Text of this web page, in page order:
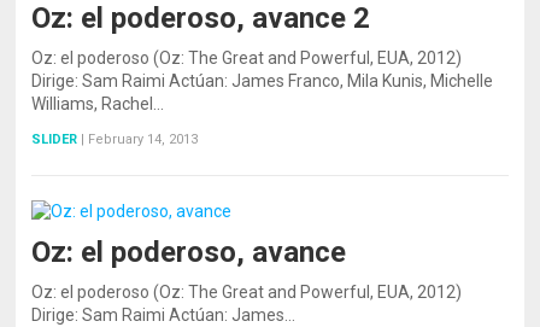
Oz: el poderoso, avance 2
Oz: el poderoso (Oz: The Great and Powerful, EUA, 2012)
Dirige: Sam Raimi Actúan: James Franco, Mila Kunis, Michelle
Williams, Rachel…
SLIDER | February 14, 2013
Oz: el poderoso, avance
Oz: el poderoso (Oz: The Great and Powerful, EUA, 2012)
Dirige: Sam Raimi Actúan: James…